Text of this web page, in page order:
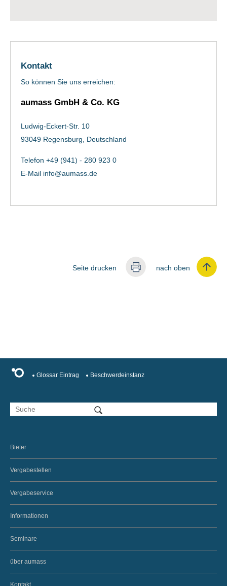
Kontakt
So können Sie uns erreichen:
aumass GmbH & Co. KG
Ludwig-Eckert-Str. 10
93049 Regensburg, Deutschland
Telefon +49 (941) - 280 923 0
E-Mail info@aumass.de
nach oben
Seite drucken
Glossar Eintrag Beschwerdeinstanz
Bieter
Vergabestellen
Vergabeservice
Informationen
Seminare
über aumass
Kontakt